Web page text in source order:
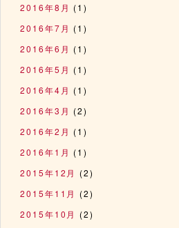
2016年8月 (1)
2016年7月 (1)
2016年6月 (1)
2016年5月 (1)
2016年4月 (1)
2016年3月 (2)
2016年2月 (1)
2016年1月 (1)
2015年12月 (2)
2015年11月 (2)
2015年10月 (2)